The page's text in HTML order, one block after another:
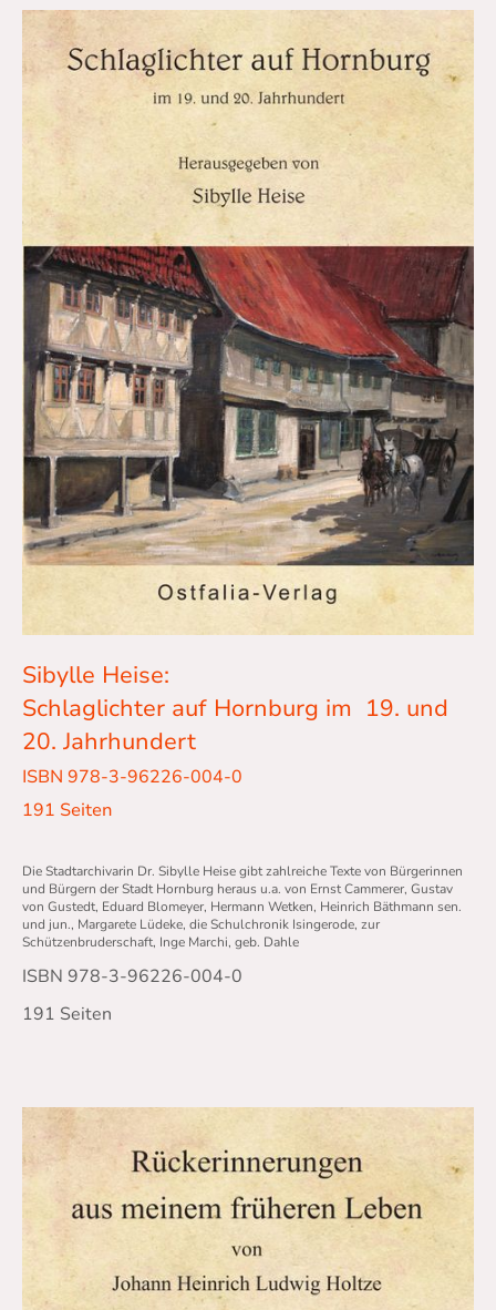
Sibylle Heise:
Schlaglichter auf Hornburg im 19. und
20. Jahrhundert
ISBN 978-3-96226-004-0
191 Seiten
Die Stadtarchivarin Dr. Sibylle Heise gibt zahlreiche Texte von Bürgerinnen
und Bürgern der Stadt Hornburg heraus u.a. von Ernst Cammerer, Gustav
von Gustedt, Eduard Blomeyer, Hermann Wetken, Heinrich Bäthmann sen.
und jun., Margarete Lüdeke, die Schulchronik Isingerode, zur
Schützenbruderschaft, Inge Marchi, geb. Dahle
ISBN 978-3-96226-004-0
191 Seiten